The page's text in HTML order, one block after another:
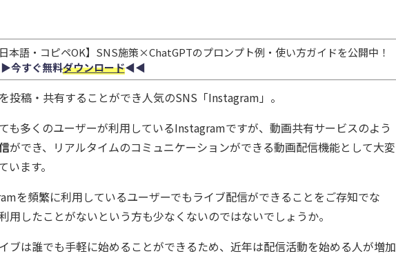
本語・コピペOK】SNS施策×ChatGPTのプロンプト例・使い方ガイドを公開中！
すぐ無料ダウンロード◀︎◀︎
投稿・共有することができ人気のSNS「Instagram」。
も多くのユーザーが利用しているInstagramですが、動画共有サービスのよう
ができ、リアルタイムのコミュニケーションができる動画配信機能として大変
います。
を頻繁に利用しているユーザーでもライブ配信ができることをご存知でな
用したことがないという方も少なくないのではないでしょうか。
ブは誰でも手軽に始めることができるため、近年は配信活動を始める人が増加